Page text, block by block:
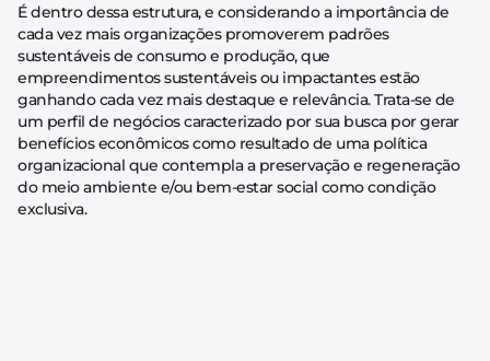
É dentro dessa estrutura, e considerando a importância de
cada vez mais organizações promoverem padrões
sustentáveis de consumo e produção, que
empreendimentos sustentáveis ou impactantes estão
ganhando cada vez mais destaque e relevância. Trata-se de
um perfil de negócios caracterizado por sua busca por gerar
benefícios econômicos como resultado de uma política
organizacional que contempla a preservação e regeneração
do meio ambiente e/ou bem-estar social como condição
exclusiva.